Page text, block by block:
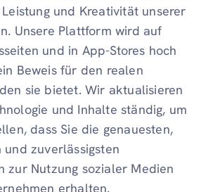
und Kreativität unserer
Unsere Plattform wird auf
und in App-Stores hoch
Beweis für den realen
sie bietet. Wir aktualisieren
und Inhalte ständig, um
dass Sie die genauesten,
zuverlässigsten
zur Nutzung sozialer Medien
erhalten.